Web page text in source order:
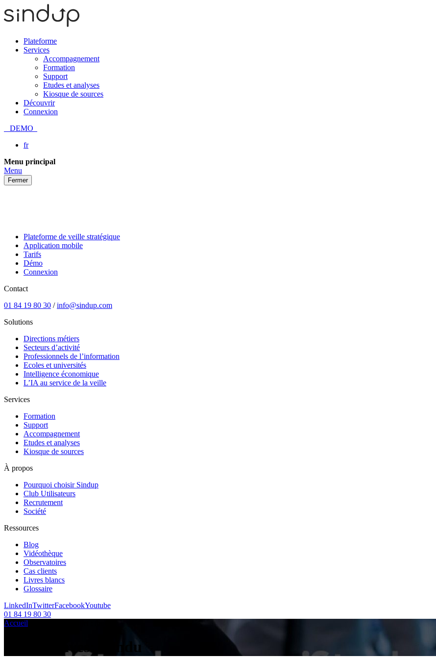
Plateforme
Services
Accompagnement
Formation
Support
Etudes et analyses
Kiosque de sources
Découvrir
Connexion
DEMO
fr
Passer
au
contenu
Menu principal
Menu
Fermer
Plateforme de veille stratégique
Application mobile
Tarifs
Démo
Connexion
Contact
01 84 19 80 30 /info@sindup.com
Solutions
Directions métiers
Secteurs d’activité
Professionnels de l’information
Ecoles et universités
Intelligence économique
L’IA au service de la veille
Services
Formation
Support
Accompagnement
Etudes et analyses
Kiosque de sources
À propos
Pourquoi choisir Sindup
Club Utilisateurs
Recrutement
Société
Ressources
Blog
Vidéothèque
Observatoires
Cas clients
Livres blancs
Glossaire
LinkedInTwitterFacebookYoutube
01 84 19 80 30
Accueil
Tag Archives: bondu